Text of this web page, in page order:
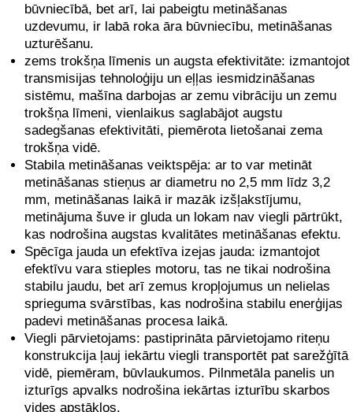
būvniecībā, bet arī, lai pabeigtu metināšanas
uzdevumu, ir labā roka āra būvniecību, metināšanas
uzturēšanu.
zems trokšņa līmenis un augsta efektivitāte: izmantojot
transmisijas tehnoloģiju un eļļas iesmidzināšanas
sistēmu, mašīna darbojas ar zemu vibrāciju un zemu
trokšņa līmeni, vienlaikus saglabājot augstu
sadegšanas efektivitāti, piemērota lietošanai zema
trokšņa vidē.
Stabila metināšanas veiktspēja: ar to var metināt
metināšanas stieņus ar diametru no 2,5 mm līdz 3,2
mm, metināšanas laikā ir mazāk izšļakstījumu,
metinājuma šuve ir gluda un lokam nav viegli pārtrūkt,
kas nodrošina augstas kvalitātes metināšanas efektu.
Spēcīga jauda un efektīva izejas jauda: izmantojot
efektīvu vara stieples motoru, tas ne tikai nodrošina
stabilu jaudu, bet arī zemus kropļojumus un nelielas
sprieguma svārstības, kas nodrošina stabilu enerģijas
padevi metināšanas procesa laikā.
Viegli pārvietojams: pastiprināta pārvietojamo riteņu
konstrukcija ļauj iekārtu viegli transportēt pat sarežģītā
vidē, piemēram, būvlaukumos. Pilnmetāla panelis un
izturīgs apvalks nodrošina iekārtas izturību skarbos
vides apstākļos.